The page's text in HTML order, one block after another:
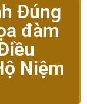
Đúng
đàm
Niệm